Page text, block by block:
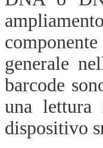
generale
barcode
una lettura
dispositivo